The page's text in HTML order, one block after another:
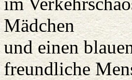
Mädchen
und einen
freundliche